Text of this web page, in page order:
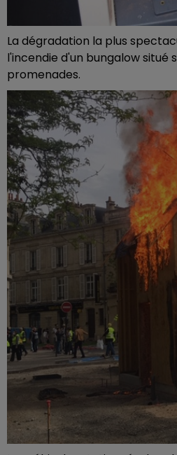
La dégradation la plus
l'incendie d'un bungalow situé
promenades.